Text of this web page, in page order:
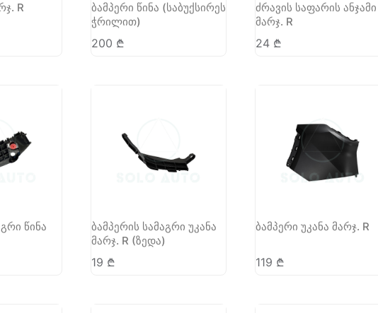
R
ბამპერი წინა (საბუქსირეს
ჭრილით)
200 ₾
ძრავის საფარის ანჯამი
მარჯ. R
24 ₾
წინა
ბამპერის სამაგრი უკანა
მარჯ. R (ზედა)
19 ₾
ბამპერი უკანა მარჯ. R
119 ₾